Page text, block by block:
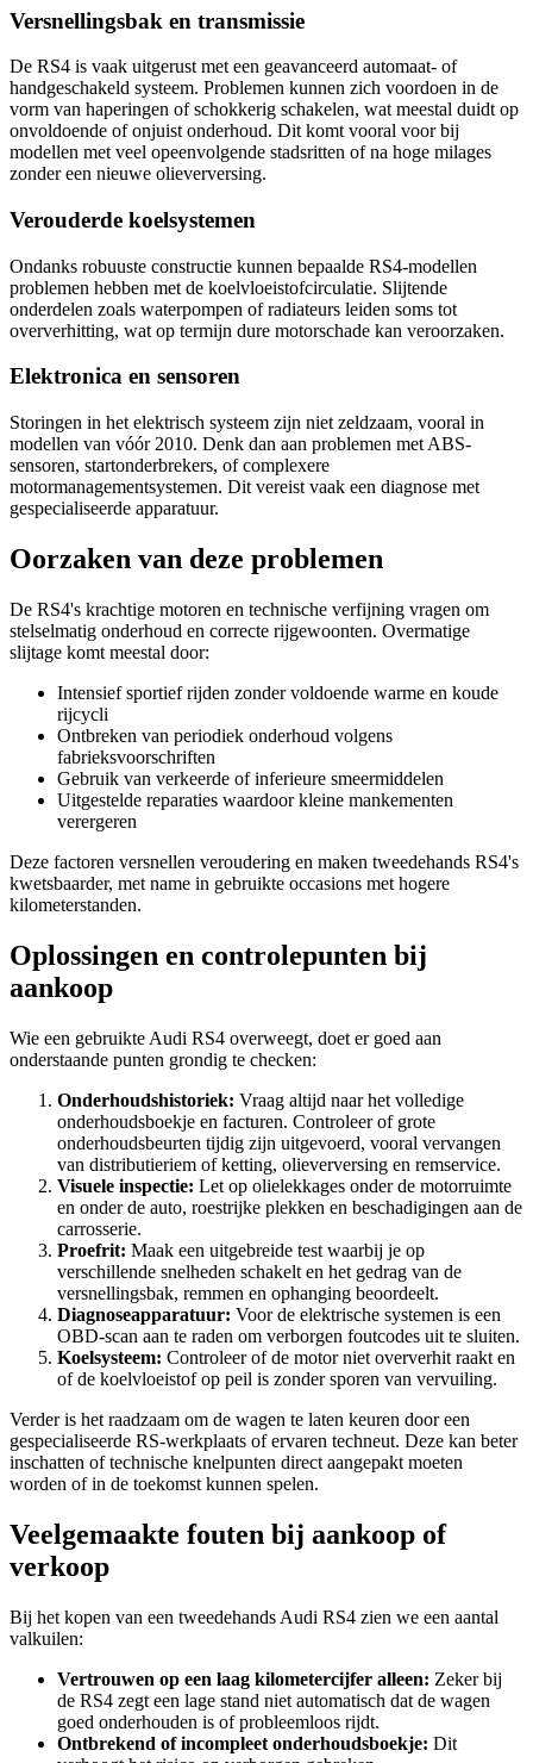
Versnellingsbak en transmissie
De RS4 is vaak uitgerust met een geavanceerd automaat- of
handgeschakeld systeem. Problemen kunnen zich voordoen in de
vorm van haperingen of schokkerig schakelen, wat meestal duidt op
onvoldoende of onjuist onderhoud. Dit komt vooral voor bij
modellen met veel opeenvolgende stadsritten of na hoge milages
zonder een nieuwe olieverversing.
Verouderde koelsystemen
Ondanks robuuste constructie kunnen bepaalde RS4-modellen
problemen hebben met de koelvloeistofcirculatie. Slijtende
onderdelen zoals waterpompen of radiateurs leiden soms tot
oververhitting, wat op termijn dure motorschade kan veroorzaken.
Elektronica en sensoren
Storingen in het elektrisch systeem zijn niet zeldzaam, vooral in
modellen van vóór 2010. Denk dan aan problemen met ABS-
sensoren, startonderbrekers, of complexere
motormanagementsystemen. Dit vereist vaak een diagnose met
gespecialiseerde apparatuur.
Oorzaken van deze problemen
De RS4's krachtige motoren en technische verfijning vragen om
stelselmatig onderhoud en correcte rijgewoonten. Overmatige
slijtage komt meestal door:
Intensief sportief rijden zonder voldoende warme en koude
rijcycli
Ontbreken van periodiek onderhoud volgens
fabrieksvoorschriften
Gebruik van verkeerde of inferieure smeermiddelen
Uitgestelde reparaties waardoor kleine mankementen
verergeren
Deze factoren versnellen veroudering en maken tweedehands RS4's
kwetsbaarder, met name in gebruikte occasions met hogere
kilometerstanden.
Oplossingen en controlepunten bij
aankoop
Wie een gebruikte Audi RS4 overweegt, doet er goed aan
onderstaande punten grondig te checken:
Onderhoudshistoriek: Vraag altijd naar het volledige
onderhoudsboekje en facturen. Controleer of grote
onderhoudsbeurten tijdig zijn uitgevoerd, vooral vervangen
van distributieriem of ketting, olieverversing en remservice.
Visuele inspectie: Let op olielekkages onder de motorruimte
en onder de auto, roestrijke plekken en beschadigingen aan de
carrosserie.
Proefrit: Maak een uitgebreide test waarbij je op
verschillende snelheden schakelt en het gedrag van de
versnellingsbak, remmen en ophanging beoordeelt.
Diagnoseapparatuur: Voor de elektrische systemen is een
OBD-scan aan te raden om verborgen foutcodes uit te sluiten.
Koelsysteem: Controleer of de motor niet oververhit raakt en
of de koelvloeistof op peil is zonder sporen van vervuiling.
Verder is het raadzaam om de wagen te laten keuren door een
gespecialiseerde RS-werkplaats of ervaren techneut. Deze kan beter
inschatten of technische knelpunten direct aangepakt moeten
worden of in de toekomst kunnen spelen.
Veelgemaakte fouten bij aankoop of
verkoop
Bij het kopen van een tweedehands Audi RS4 zien we een aantal
valkuilen:
Vertrouwen op een laag kilometercijfer alleen: Zeker bij
de RS4 zegt een lage stand niet automatisch dat de wagen
goed onderhouden is of probleemloos rijdt.
Ontbrekend of incompleet onderhoudsboekje: Dit